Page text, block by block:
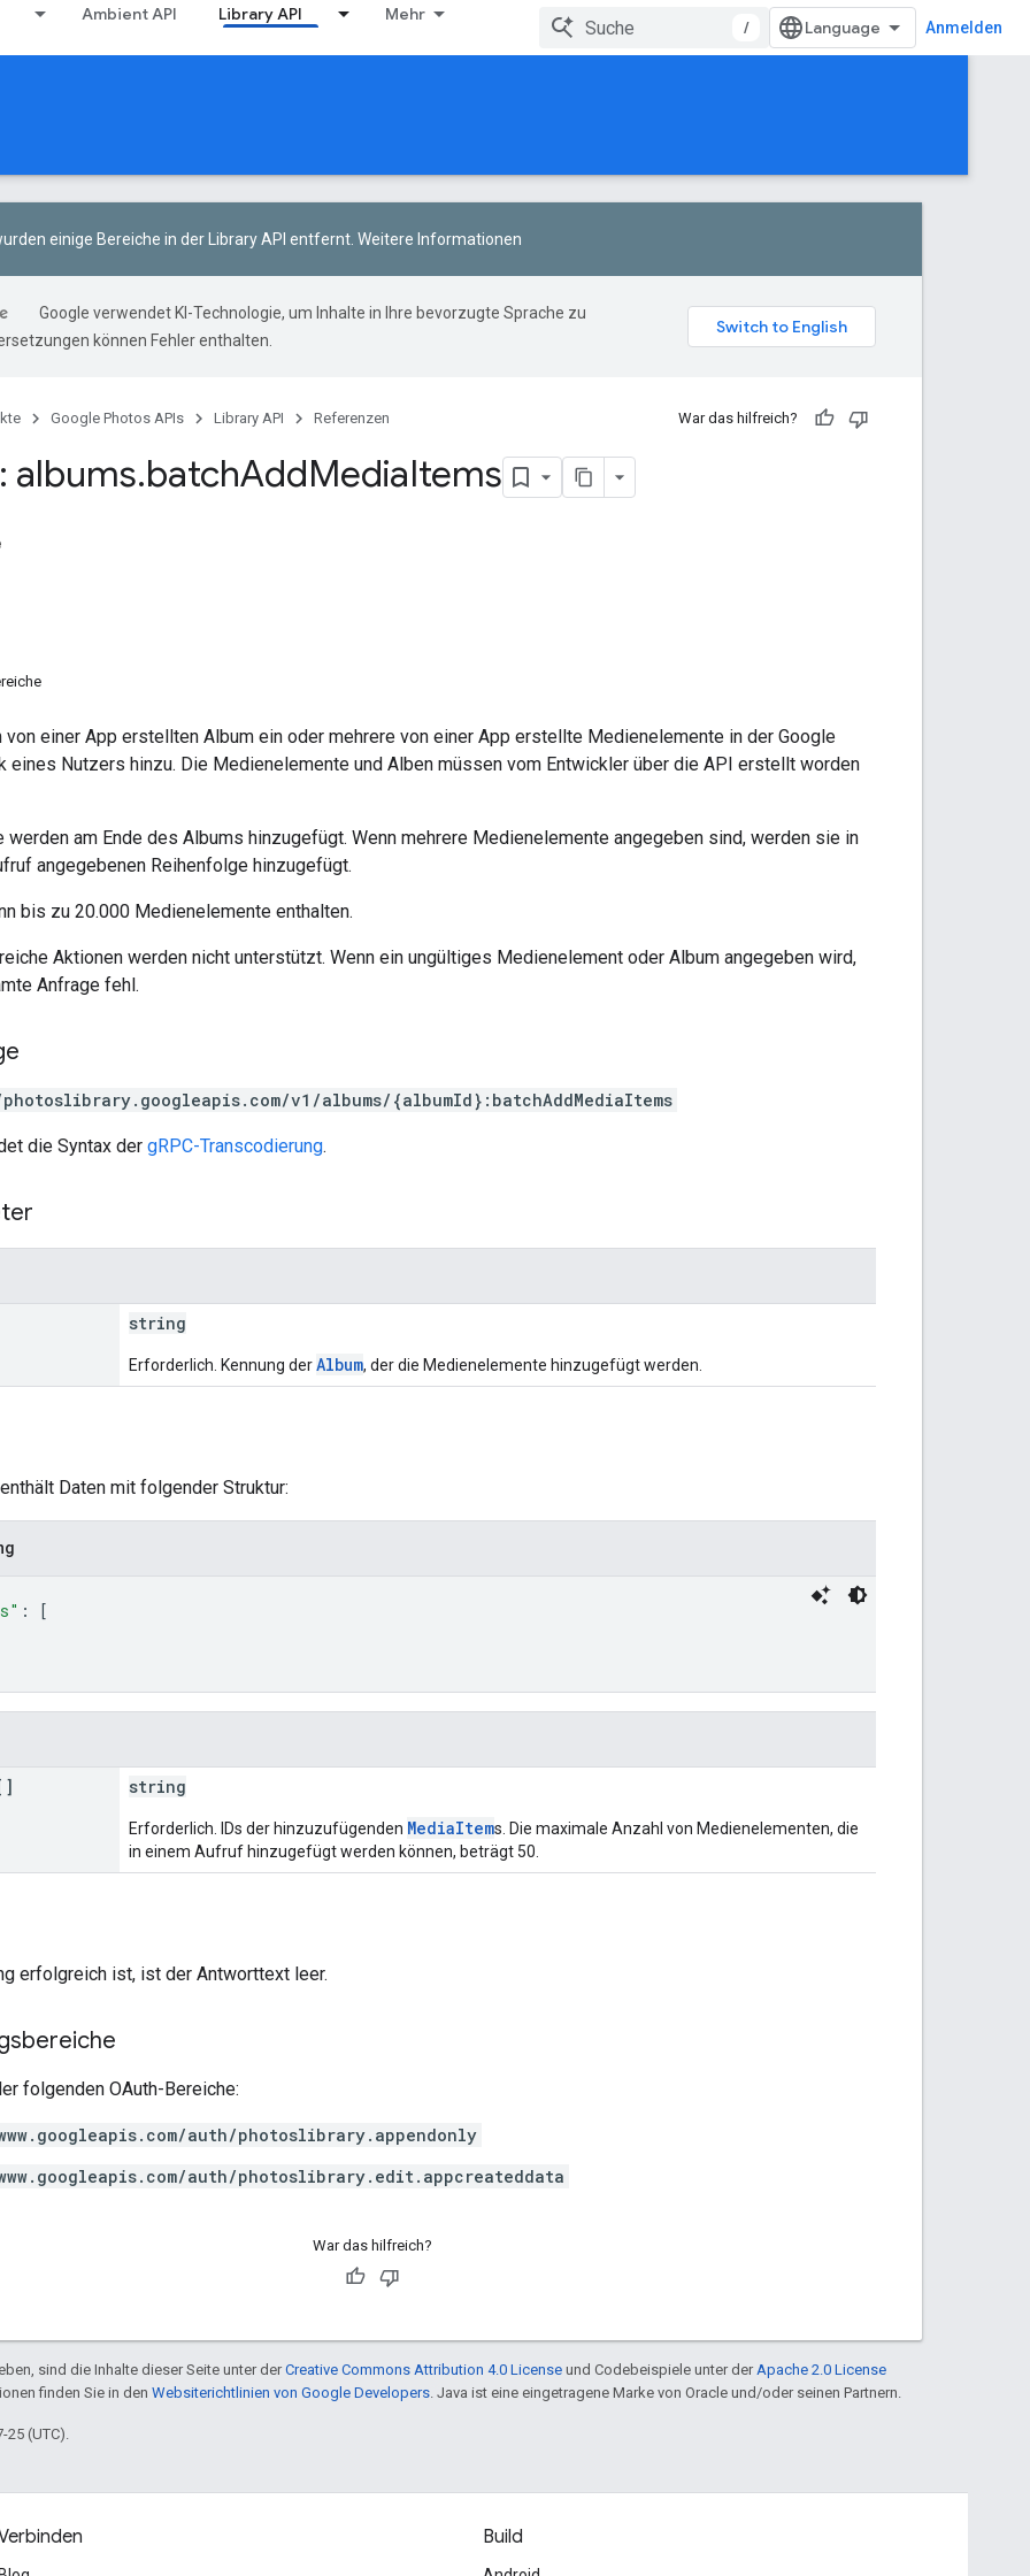
Ambient API Library API Mehr
/ Anmelden
einige Bereiche in der Library API entfernt. Weitere Informationen
Google verwendet KI-Technologie, um Inhalte in Ihre bevorzugte Sprache zu
können Fehler enthalten.
Google Photos APIs Library API Referenzen War das hilfreich?
albums.batchAddMediaItems
von einer App erstellten Album ein oder mehrere von einer App erstellte Medienelemente in der Google
eines Nutzers hinzu. Die Medienelemente und Alben müssen vom Entwickler über die API erstellt worden
werden am Ende des Albums hinzugefügt. Wenn mehrere Medienelemente angegeben sind, werden sie in
angegebenen Reihenfolge hinzugefügt.
bis zu 20.000 Medienelemente enthalten.
Aktionen werden nicht unterstützt. Wenn ein ungültiges Medienelement oder Album angegeben wird,
Anfrage fehl.
photoslibrary.googleapis.com/v1/albums/{albumId}:batchAddMediaItems
die Syntax der gRPC-Transcodierung.
string
Erforderlich. Kennung derAlbum, der die Medienelemente hinzugefügt werden.
Daten mit folgender Struktur:
:
[
string
Erforderlich. IDs der hinzuzufügenden MediaItems. Die maximale Anzahl von Medienelementen, die
in einem Aufruf hinzugefügt werden können, beträgt 50.
erfolgreich ist, ist der Antworttext leer.
folgenden OAuth-Bereiche:
auth/photoslibrary.appendonly
auth/photoslibrary.edit.appcreateddata
War das hilfreich?
sind die Inhalte dieser Seite unter derCreative Commons Attribution 4.0 License und Codebeispiele unter der Apache 2.0 License
finden Sie in den Websiterichtlinien von Google Developers . Java ist eine eingetragene Marke von Oracle und/oder seinen Partnern.
25 (UTC).
Build